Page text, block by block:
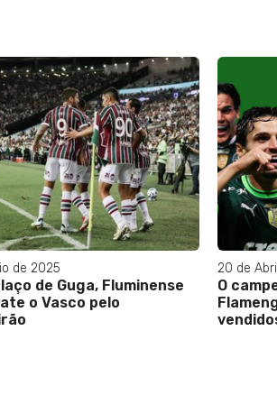
de 2025
de Guga, Fluminense
o Vasco pelo
20 de
O